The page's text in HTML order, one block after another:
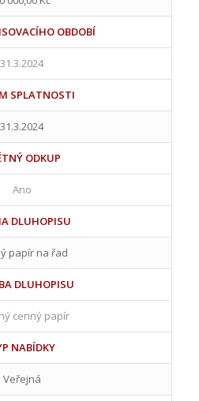
OBDOBÍ
31.3.2024
SPLATNOSTI
31.3.2024
ODKUP
Ano
DLUHOPISU
papír na řad
DLUHOPISU
cenný papír
NABÍDKY
Veřejná